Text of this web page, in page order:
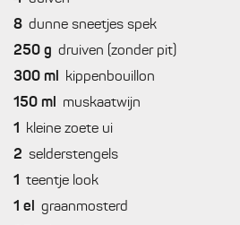
8 dunne sneetjes spek
250 g druiven (zonder pit)
300 ml
kippenbouillon
150 ml
muskaatwijn
1
kleine zoete ui
2 selderstengels
1
teentje look
1 el
graanmosterd